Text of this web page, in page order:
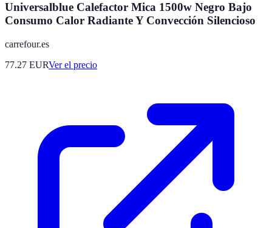
Universalblue Calefactor Mica 1500w Negro Bajo
Consumo Calor Radiante Y Convección Silencioso
carrefour.es
77.27 EURVer el precio